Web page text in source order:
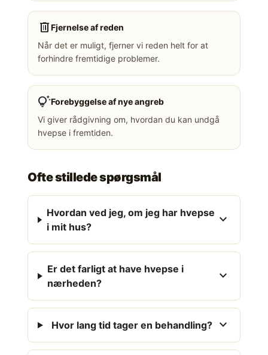
deleteFjernelse af reden
Når det er muligt, fjerner vi reden helt for at
forhindre fremtidige problemer.
tips_and_updatesForebyggelse af nye angreb
Vi giver rådgivning om, hvordan du kan undgå
hvepse i fremtiden.
Ofte stillede spørgsmål
Hvordan ved jeg, om jeg har hvepse
i mit hus?
expand_more
Er det farligt at have hvepse i
nærheden?
expand_more
Hvor lang tid tager en behandling? expand_more